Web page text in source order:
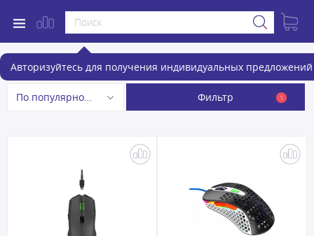
Авторизуйтесь для получения индивидуальных предложений
Игровые мыши
По популярности Фильтр 1